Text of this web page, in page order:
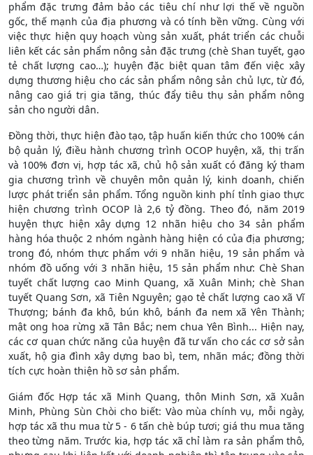
phẩm đặc trưng đảm bảo các tiêu chí như lợi thế về nguồn
gốc, thế mạnh của địa phương và có tính bền vững. Cùng với
việc thực hiện quy hoạch vùng sản xuất, phát triển các chuỗi
liên kết các sản phẩm nông sản đặc trưng (chè Shan tuyết, gạo
tẻ chất lượng cao…); huyện đặc biệt quan tâm đến việc xây
dựng thương hiệu cho các sản phẩm nông sản chủ lực, từ đó,
nâng cao giá trị gia tăng, thúc đẩy tiêu thụ sản phẩm nông
sản cho người dân.
Đồng thời, thực hiện đào tạo, tập huấn kiến thức cho 100% cán
bộ quản lý, điều hành chương trình OCOP huyện, xã, thị trấn
và 100% đơn vị, hợp tác xã, chủ hộ sản xuất có đăng ký tham
gia chương trình về chuyên môn quản lý, kinh doanh, chiến
lược phát triển sản phẩm. Tổng nguồn kinh phí tỉnh giao thực
hiện chương trình OCOP là 2,6 tỷ đồng. Theo đó, năm 2019
huyện thực hiện xây dựng 12 nhãn hiệu cho 34 sản phẩm
hàng hóa thuộc 2 nhóm ngành hàng hiện có của địa phương;
trong đó, nhóm thực phẩm với 9 nhãn hiệu, 19 sản phẩm và
nhóm đồ uống với 3 nhãn hiệu, 15 sản phẩm như: Chè Shan
tuyết chất lượng cao Minh Quang, xã Xuân Minh; chè Shan
tuyết Quang Sơn, xã Tiên Nguyên; gạo tẻ chất lượng cao xã Vĩ
Thượng; bánh đa khô, bún khô, bánh đa nem xã Yên Thành;
mật ong hoa rừng xã Tân Bắc; nem chua Yên Bình... Hiện nay,
các cơ quan chức năng của huyện đã tư vấn cho các cơ sở sản
xuất, hộ gia đình xây dựng bao bì, tem, nhãn mác; đồng thời
tích cực hoàn thiện hồ sơ sản phẩm.
Giám đốc Hợp tác xã Minh Quang, thôn Minh Sơn, xã Xuân
Minh, Phùng Sùn Chòi cho biết: Vào mùa chính vụ, mỗi ngày,
hợp tác xã thu mua từ 5 - 6 tấn chè búp tươi; giá thu mua tăng
theo từng năm. Trước kia, hợp tác xã chỉ làm ra sản phẩm thô,